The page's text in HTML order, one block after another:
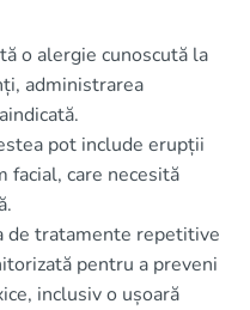
o alergie cunoscută la
administrarea
pot include erupții
facial, care necesită
de tratamente repetitive
pentru a preveni
inclusiv o ușoară